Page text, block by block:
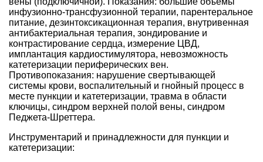
инфузионно-трансфузионной терапии, парентеральное
питание, дезинтоксикационная терапия, внутривенная
антибактериальная терапия, зондирование и
контрастирование сердца, измерение ЦВД,
имплантация кардиостимулятора, невозможность
катетеризации периферических вен.
Противопоказания: нарушение свертывающей
системы крови, воспалительный и гнойный процесс в
месте пункции и катетеризации, травма в области
ключицы, синдром верхней полой вены, синдром
Педжета-Шреттера.
Инструментарий и принадлежности для пункции и
катетеризации: